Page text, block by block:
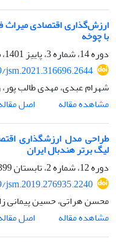
ارزش‌گذاری اقتصادی
با چوخه
دوره 14، شماره 3، پاییز 1401، صفحه
شهرام عبدی، مهدی طالب
مشاهده مقاله
اصل
طراحی مدل ارزشگذاری
لیگ برتر هندبال ایران
دوره 12، شماره 2، تابستان 1399، صفحه
محسن هراتی، حسین پیمانی
مشاهده مقاله
اصل